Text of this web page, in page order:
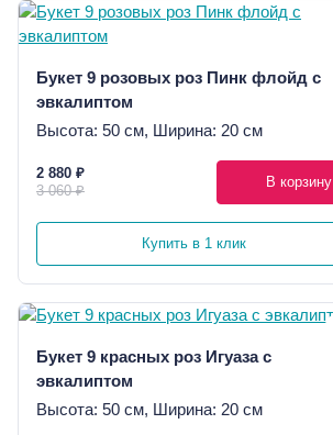
Букет 9 розовых роз Пинк флойд с
эвкалиптом
Высота: 50 см, Ширина: 20 см
2 880 ₽
3 060 ₽
В корзину
Купить в 1 клик
Букет 9 красных роз Игуаза с
эвкалиптом
Высота: 50 см, Ширина: 20 см